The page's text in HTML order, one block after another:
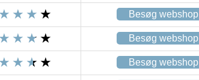
Besøg webshop
Besøg webshop
Besøg webshop